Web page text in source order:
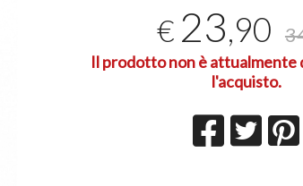
€ 23,90
Il prodotto non è attualmente
l'acquisto.
27-